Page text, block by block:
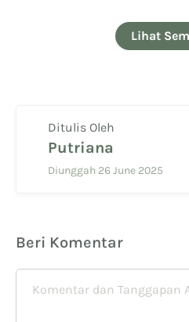
Lihat
Ditulis Oleh
Putriana
Diunggah 26 June 2025
Beri Komentar